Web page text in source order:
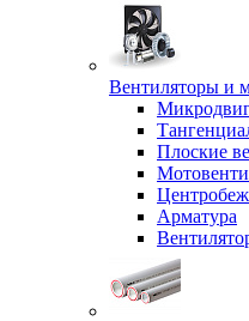
Вентиляторы и
Плоские
Арматура